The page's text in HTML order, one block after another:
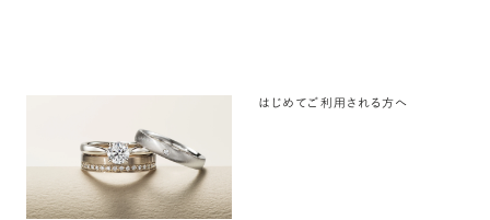
はじめてご利用される方へ